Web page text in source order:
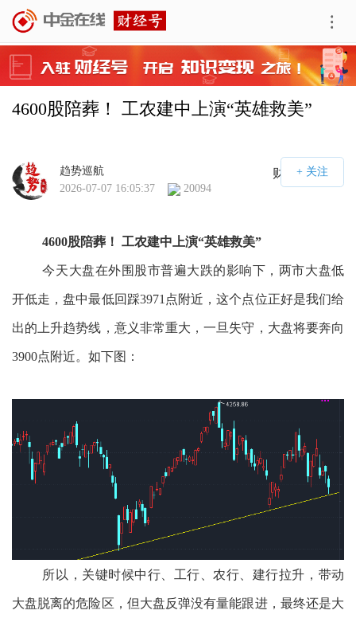
4600股陪葬！ 工农建中上演“英雄救美”
财经号APP
趋势巡航
2026-07-07 16:05:37
20094
4600股陪葬！ 工农建中上演“英雄救美”
今天大盘在外围股市普遍大跌的影响下，两市大盘低
开低走，盘中最低回踩3971点附近，这个点位正好是我们给
出的上升趋势线，意义非常重大，一旦失守，大盘将要奔向
3900点附近。如下图：
所以，关键时候中行、工行、农行、建行拉升，带动
大盘脱离的危险区，但大盘反弹没有量能跟进，最终还是大